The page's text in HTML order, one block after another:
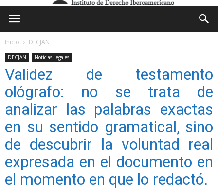
Inicio DECJAN
DECJAN Noticias Legales
Validez de testamento
ológrafo: no se trata de
analizar las palabras exactas
en su sentido gramatical, sino
de descubrir la voluntad real
expresada en el documento en
el momento en que lo redactó.